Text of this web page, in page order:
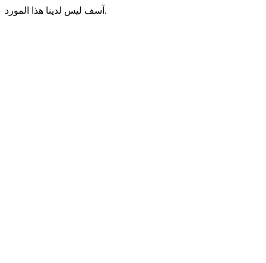
آسف ليس لدينا هذا المورد.